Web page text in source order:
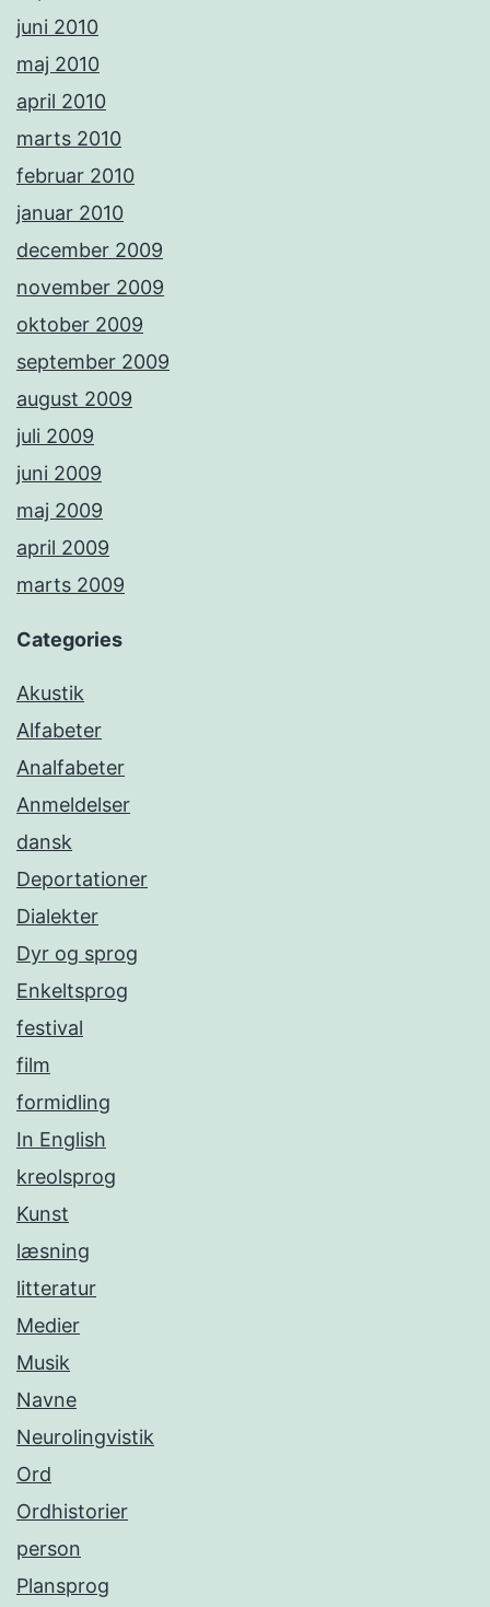
juni 2010
maj 2010
april 2010
marts 2010
februar 2010
januar 2010
december 2009
november 2009
oktober 2009
september 2009
august 2009
juli 2009
juni 2009
maj 2009
april 2009
marts 2009
Categories
Akustik
Alfabeter
Analfabeter
Anmeldelser
dansk
Deportationer
Dialekter
Dyr og sprog
Enkeltsprog
festival
film
formidling
In English
kreolsprog
Kunst
læsning
litteratur
Medier
Musik
Navne
Neurolingvistik
Ord
Ordhistorier
person
Plansprog